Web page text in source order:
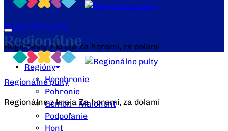
Regionálne pulty
Regionálne z kraja Za horami, za dolami
Regióny
Horehronie
Pohronie
Gemer – Malohont
Podpoľanie
Hont
Regionálne pulty
Regionálne z kraja Za horami, za dolami